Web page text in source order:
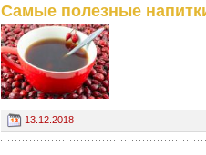
Самые полезные
13.12.2018